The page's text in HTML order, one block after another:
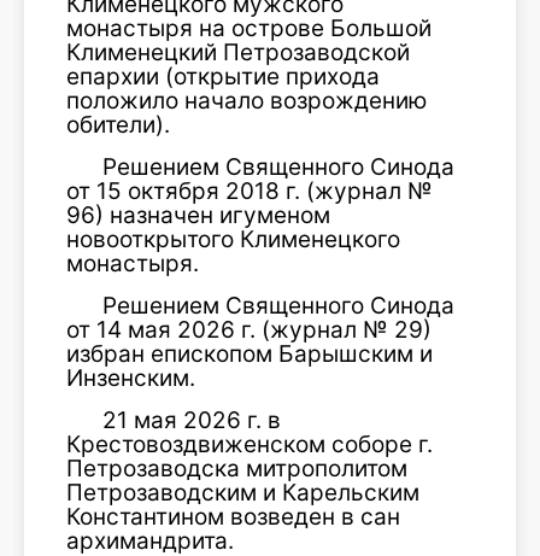
монастыря на острове Большой
Клименецкий Петрозаводской
епархии (открытие прихода
положило начало возрождению
обители).
Решением Священного Синода
от 15 октября 2018 г. (журнал №
96) назначен игуменом
новооткрытого Клименецкого
монастыря.
Решением Священного Синода
от 14 мая 2026 г. (журнал № 29)
избран епископом Барышским и
Инзенским.
21 мая 2026 г. в
Крестовоздвиженском соборе г.
Петрозаводска митрополитом
Петрозаводским и Карельским
Константином возведен в сан
архимандрита.